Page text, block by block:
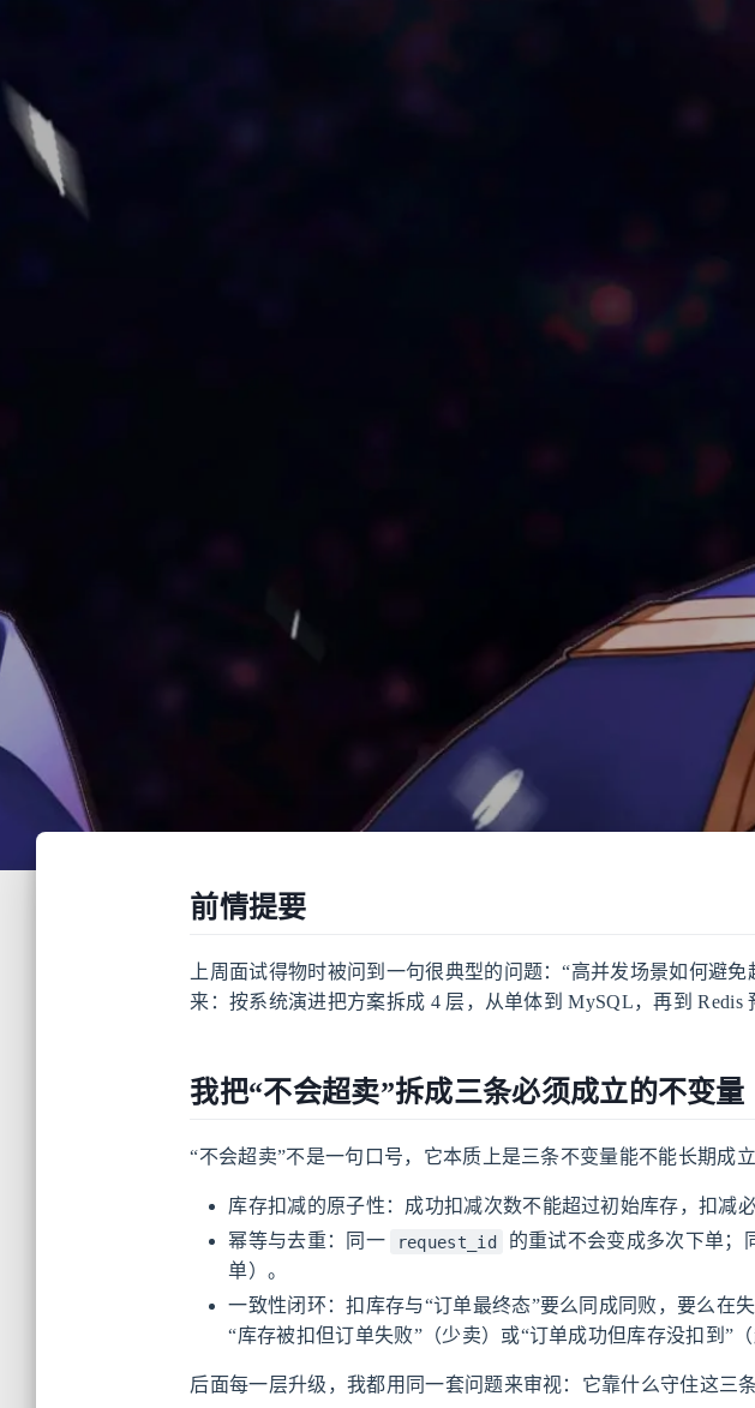
前情提要
上周面试得物时被问到一句很典型的问题：“高并发场景如何避
来：按系统演进把方案拆成 4 层，从单体到 MySQL，再到 Redis
我把“不会超卖”拆成三条必须成立的不变量
“不会超卖”不是一句口号，它本质上是三条不变量能不能长期成立
库存扣减的原子性：成功扣减次数不能超过初始库存，扣减
幂等与去重：同一
request_id
的重试不会变成多次下单；
单）。
一致性闭环：扣库存与“订单最终态”要么同成同败，要么在
“库存被扣但订单失败”（少卖）或“订单成功但库存没扣到”（
后面每一层升级，我都用同一套问题来审视：它靠什么守住这三